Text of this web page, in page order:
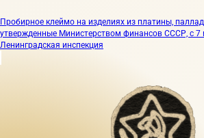
Пробирное клеймо на изделиях из платины,
утвержденные Министерством финансов СССР, с 7
Ленинградская инспекция